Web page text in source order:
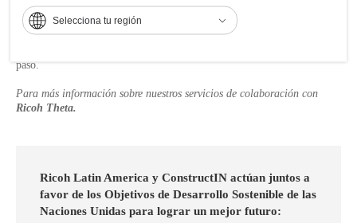
Selecciona tu región
abriendo las puertas a que más personas participen en el avance de las
obras de construcción, permitiendo a ingenieros y arquitectos
retroalimentar de manera más precisa y a tiempo el avance de los
paso.
Para más información sobre nuestros servicios de colaboración con
Ricoh Theta.
Ricoh Latin America y ConstructIN actúan juntos a
favor de los Objetivos de Desarrollo Sostenible de las
Naciones Unidas para lograr un mejor futuro: